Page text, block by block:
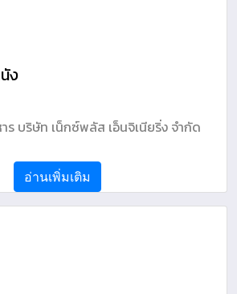
ง
ร บริษัท เน็กซ์พลัส เอ็นจิเนียริ่ง จำกัด
อ่านเพิ่มเติม